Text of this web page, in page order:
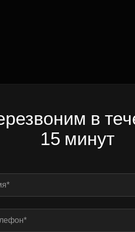
в
15 минут